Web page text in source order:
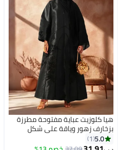
هيا كلوزيت عباية مفتوحة مطرزة
بزخارف زهور وياقة على شكل
5.0
1